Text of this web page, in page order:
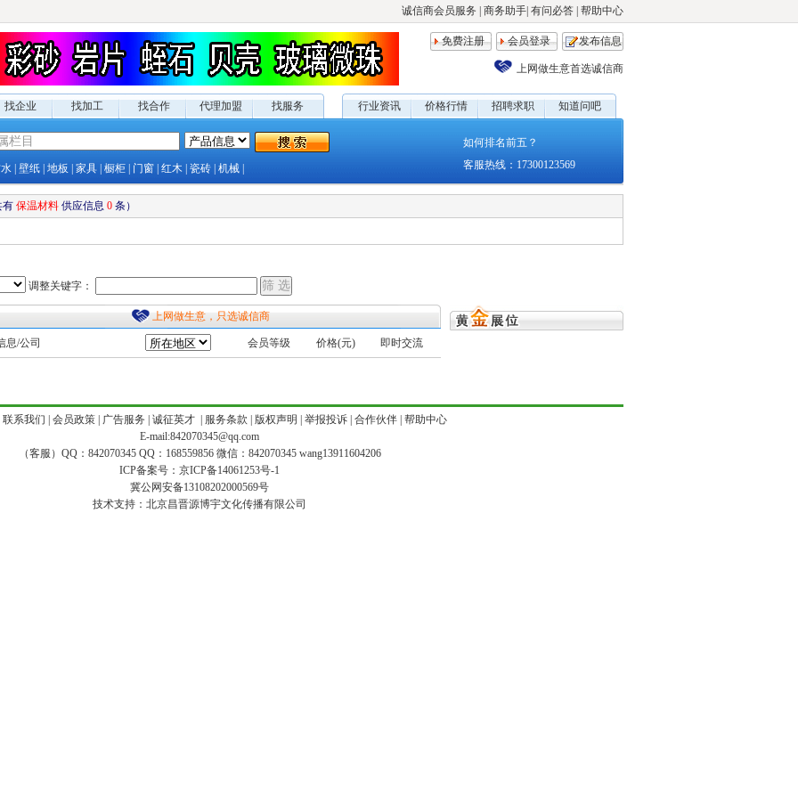
诚信商会员服务 商务助手 有问必答 帮助中心
免费注册 会员登录 发布信息
上网做生意首选诚信商
找企业 找加工 找合作 代理加盟 找服务 行业资讯 价格行情 招聘求职 知道问吧
壁纸 地板 家具 橱柜 门窗 红木 瓷砖 机械
如何排名前五？
客服热线：17300123569
保温材料 供应信息 0 条）
调整关键字：
上网做生意，只选诚信商
息/公司 会员等级 价格(元) 即时交流
联系我们 会员政策| 广告服务 诚征英才 服务条款 版权声明 举报投诉| 合作伙伴| 帮助中心
E-mail:842070345@qq.com
（客服）QQ：842070345 QQ：168559856 微信：842070345 wang13911604206
ICP备案号： 京ICP备14061253号-1
冀公网安备13108202000569号
技术支持： 北京昌晋源博宇文化传播有限公司